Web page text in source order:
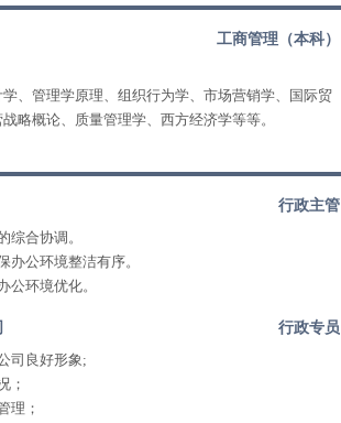
工商管理（本科）
、管理学原理、组织行为学、市场营销学、国际贸
略概论、质量管理学、西方经济学等等。
行政主管
合协调。
公环境整洁有序。
环境优化。
行政专员
司良好形象;
；
理；